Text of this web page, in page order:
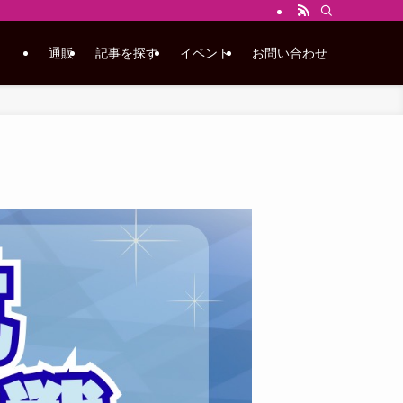
通販 記事を探す イベント お問い合わせ